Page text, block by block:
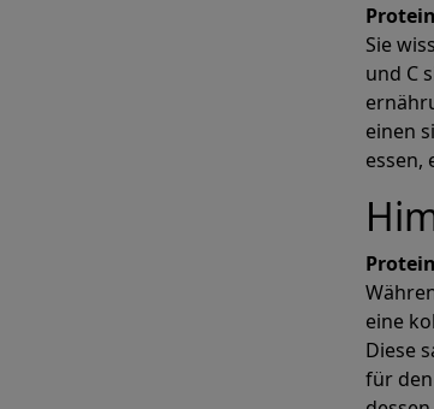
Sie
und C
einen
essen,
eine
Diese
für